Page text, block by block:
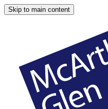
Skip to main content